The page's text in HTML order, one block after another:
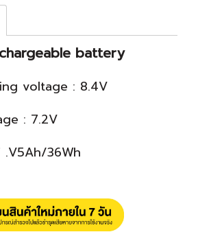
battery
voltage : 8.4V
: 7.2V
.V5Ah/36Wh